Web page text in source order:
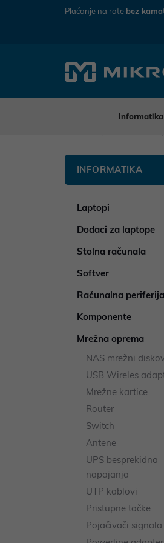
Plaćanje na rate bez
Informatika
INFORMATIKA
Laptopi
Dodaci za laptope
Stolna računala
Softver
Računalna periferija
Komponente
Mrežna oprema
NAS mrežni
USB Wireles
Mrežne kartice
Router
Switch
Antene
UPS besprekidna
napajanja
UTP kablovi
Pristupne točke
Pojačivači signala